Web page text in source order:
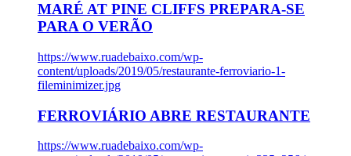
MARÉ AT PINE CLIFFS PREPARA-SE
PARA O VERÃO
https://www.ruadebaixo.com/wp-
content/uploads/2019/05/restaurante-ferroviario-1-
fileminimizer.jpg
FERROVIÁRIO ABRE RESTAURANTE
https://www.ruadebaixo.com/wp-